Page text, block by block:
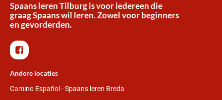
Spaans leren Tilburg is voor iedereen die
graag Spaans wil leren. Zowel voor beginners
en gevorderden.
Andere locaties
Camino Español - Spaans leren Breda